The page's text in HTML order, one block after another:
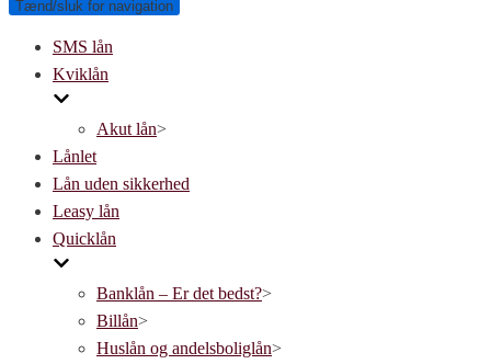
Tænd/sluk for navigation
SMS lån
Kviklån
Akut lån>
Lånlet
Lån uden sikkerhed
Leasy lån
Quicklån
Banklån – Er det bedst?>
Billån>
Huslån og andelsboliglån>